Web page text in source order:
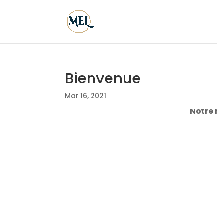
Bienvenue
Mar 16, 2021
Notre